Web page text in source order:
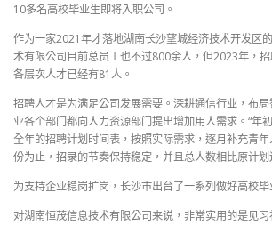
10多名高校毕业生即将入职公司。
作为一家2021年才落地湖南长沙望城经济技术开发区
术有限公司目前总员工也不过800余人，但2023年，
各层次人才已经有81人。
招聘人才是为满足公司发展需要。深耕通信行业，布
业各个部门都向人力资源部门提出增加用人需求。“年
全年的招聘计划时间表，按照实际需求，逐月补充青年
份为止，招录的节奏保持稳定，并且总人数相比原计划
为支持企业稳岗扩岗，长沙市出台了一系列做好高校毕
对湖南恒茂信息技术有限公司来说，非常实用的是见